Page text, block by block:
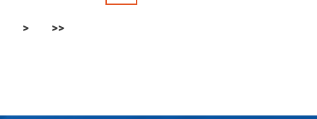
> >>